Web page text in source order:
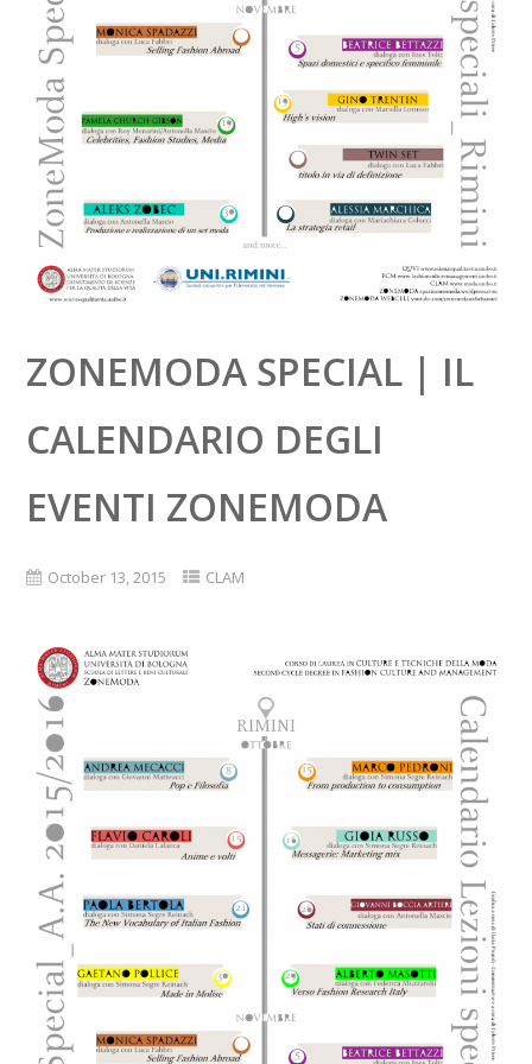
ZONEMODA SPECIAL | IL
CALENDARIO DEGLI
EVENTI ZONEMODA
October 13, 2015 CLAM